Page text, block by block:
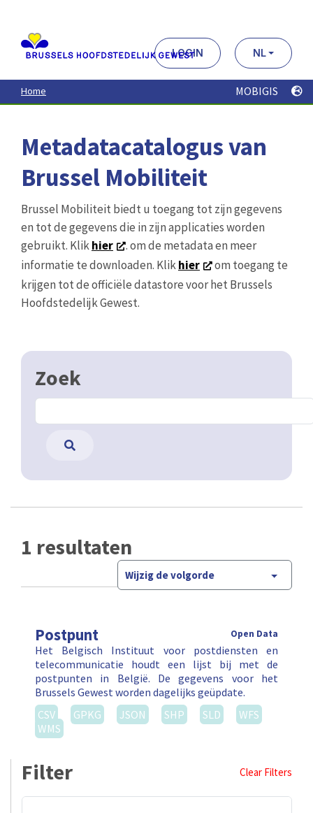
contenu
principal
LOGIN NL
Home MOBIGIS
Metadatacatalogus van
Brussel Mobiliteit
Brussel Mobiliteit biedt u toegang tot zijn gegevens
en tot de gegevens die in zijn applicaties worden
gebruikt. Klikhier
. om de metadata en meer
informatie te downloaden. Klikhier
om toegang te
krijgen tot de officiële datastore voor het Brussels
Hoofdstedelijk Gewest.
Zoek
1 resultaten
Wijzig de volgorde
Postpunt Open Data
Het Belgisch Instituut voor postdiensten en
telecommunicatie houdt een lijst bij met de
postpunten in België. De gegevens voor het
Brussels Gewest worden dagelijks geüpdate.
CSV
GPKG JSON SHP SLD
WFS
WMS
Filter Clear Filters